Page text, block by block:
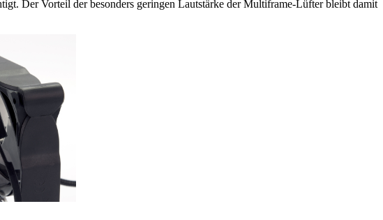
Der Vorteil der besonders geringen Lautstärke der Multiframe-Lüfter bleibt damit